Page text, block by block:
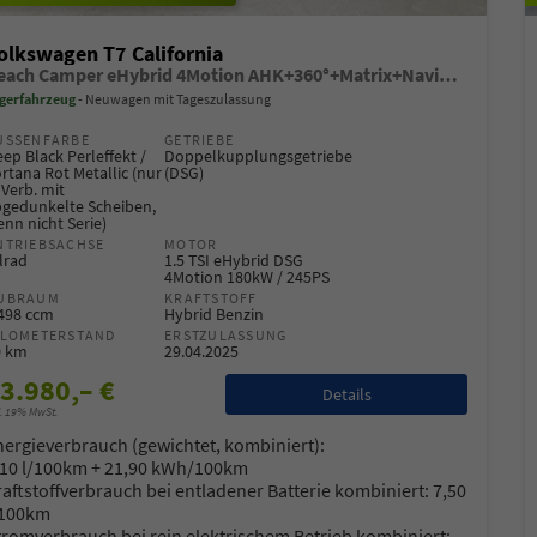
T7 California
Beach Camper eHybrid 4Motion AHK+360°+Matrix+Navi+Alu17+GJR+Sitzheiz+Keyless
Neuwagen mit Tageszulassung
Black Perleffekt /
Rot Metallic (nur
mit
Scheiben,
nicht Serie)
GETRIEBE
Doppelkupplungsgetriebe
(DSG)
MOTOR
1.5 TSI eHybrid DSG
4Motion 180kW / 245PS
ccm
KRAFTSTOFF
Hybrid Benzin
km
ERSTZULASSUNG
29.04.2025
€
19% MwSt.
Details
(gewichtet, kombiniert):
l/100km + 21,90 kWh/100km
bei entladener Batterie kombiniert:7,50
Heck
B2C / B2B
Oliver Zerbe
Sales Manager B2C / B2B